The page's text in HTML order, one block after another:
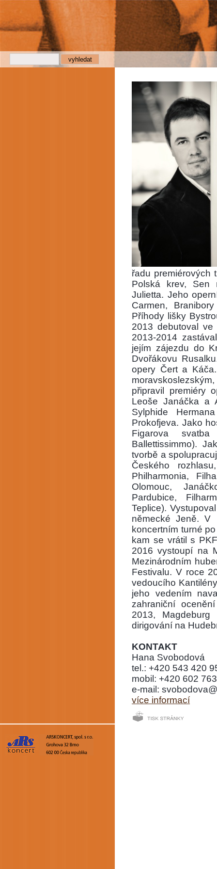
řadu premiérových
Polská krev, Sen
Julietta. Jeho
Carmen,
Příhody lišky
2013 debutoval ve
2013-2014
jejím zájezdu do
Dvořákovu
opery Čert a
připravil premiéry
Leoše Janáčka a
Sylphide
Prokofjeva. Jako
Figarova
Ballettissimmo).
tvorbě a
Českého
Philharmonia,
Olomouc,
Pardubice,
Teplice).
německé Jeně. V
koncertním turné
kam se vrátil s
2016 vystoupí na
Mezinárodním
Festivalu. V roce
vedoucího
jeho vedením
zahraniční
2013,
dirigování na
KONTAKT
Hana Svobodová
tel.: +420 543 420
mobil: +420 602
e-mail:
více informací